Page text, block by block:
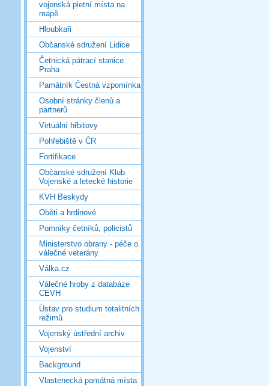
vojenská pietní místa na
mapě
Hloubkaři
Občanské sdružení Lidice
Četnická pátrací stanice
Praha
Památník Čestná vzpomínka
Osobní stránky členů a
partnerů
Virtuální hřbitovy
Pohřebiště v ČR
Fortifikace
Občanské sdružení Klub
Vojenské a letecké historie
KVH Beskydy
Oběti a hrdinové
Pomníky četníků, policistů
Ministerstvo obrany - péče o
válečné veterány
Válka.cz
Válečné hroby z databáze
CEVH
Ústav pro studium totalitních
režimů
Vojenský ústřední archiv
Vojenství
Background
Vlastenecká památná místa